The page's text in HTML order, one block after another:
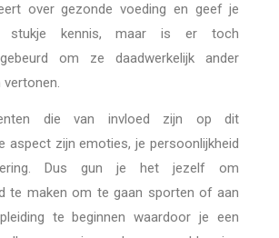
over gezonde voeding en geef je
stukje kennis, maar is er toch
om ze daadwerkelijk ander
vertonen.
die van invloed zijn op dit
aspect zijn emoties, je persoonlijkheid
Dus gun je het jezelf om
te maken om te gaan sporten of aan
te beginnen waardoor je een